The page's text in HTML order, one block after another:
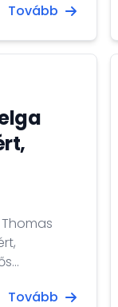
Tovább
Tovább